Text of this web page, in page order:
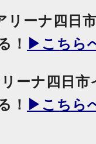
リーナ四日
！
▶こちら
ーナ四日市
！
▶こちら